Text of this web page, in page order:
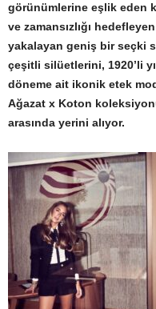
görünümlerine eşlik eden
ve zamansızlığı
yakalayan geniş bir seçki
çeşitli silüetlerini, 1920’li
döneme ait ikonik etek
Ağazat x Koton
arasında yerini alıyor.